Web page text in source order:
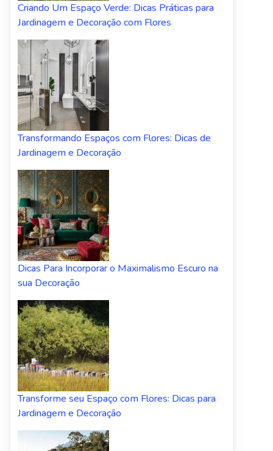
Criando Um Espaço Verde: Dicas Práticas para
Jardinagem e Decoração com Flores
Transformando Espaços com Flores: Dicas de
Jardinagem e Decoração
Dicas Para Incorporar o Maximalismo Escuro na
sua Decoração
Transforme seu Espaço com Flores: Dicas para
Jardinagem e Decoração